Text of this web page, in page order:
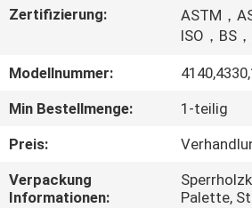
UNS
FABRIK-
AUSFLUG
Zertifizierung:
ASTM，
ISO，BS
Modellnummer:
Min Bestellmenge:
1-teilig
Preis:
Verpackung
Informationen:
Palette,